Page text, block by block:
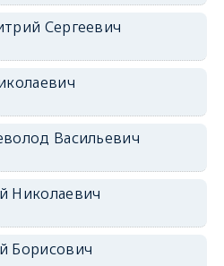
Сергеевич
Васильевич
Николаевич
Борисович